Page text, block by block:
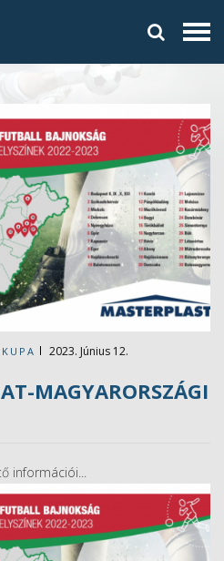
2023. Június 12.
MAGYARORSZÁGI
információi...